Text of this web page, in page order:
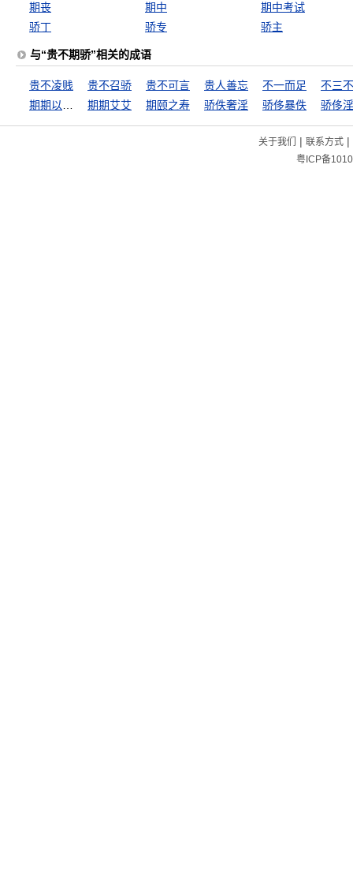
期丧
期中
期中考试
骄丁
骄专 骄主
与“贵不期骄”相关的成语
贵不凌贱 贵不召骄 贵不可言 贵人善忘 不一而足
不三
期期艾艾 期颐之寿 骄佚奢淫 骄侈暴佚 骄侈
关于我们 | 联系方式|
粤ICP备